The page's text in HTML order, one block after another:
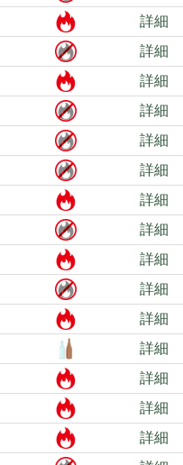
詳細
詳細
詳細
詳細
詳細
詳細
詳細
詳細
詳細
詳細
詳細
詳細
詳細
詳細
詳細